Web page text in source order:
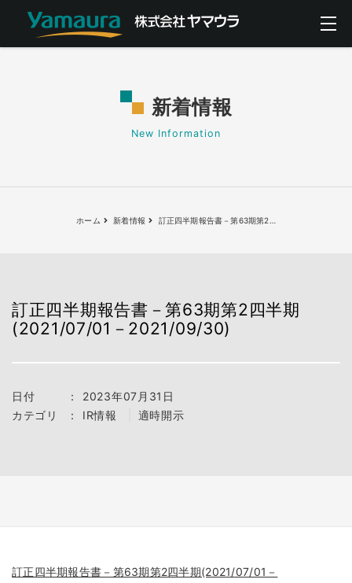
新着情報
New Information
ホーム 新着情報 訂正四半期報告書－第63期第2
訂正四半期報告書－第63期第2四半期
(2021/07/01－2021/09/30)
日付 ：
2023年07月31日
カテゴリ
： IR情報 適時開示
訂正四半期報告書－第63期第2四半期(2021/07/01－